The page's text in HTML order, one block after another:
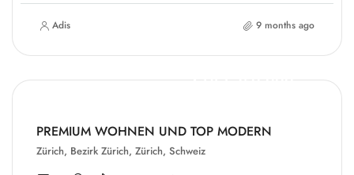
Adis 9 months ago
CHF1,350,000
PREMIUM WOHNEN UND TOP MODERN
Zürich, Bezirk Zürich, Zürich, Schweiz